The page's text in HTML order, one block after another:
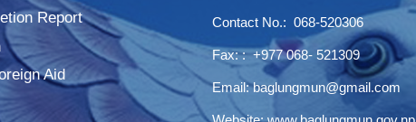
Report
Aid
Contact No.: 068-520306
Fax: : +977 068- 521309
Email:baglungmun@gmail.com